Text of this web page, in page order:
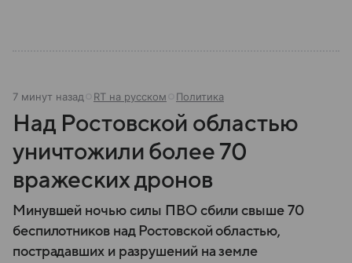
7 минут назад RT на русском Политика
Над Ростовской областью
уничтожили более 70
вражеских дронов
Минувшей ночью силы ПВО сбили свыше 70
беспилотников над Ростовской областью,
пострадавших и разрушений на земле